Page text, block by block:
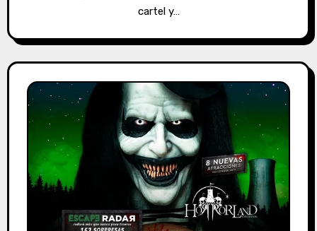
cartel y…